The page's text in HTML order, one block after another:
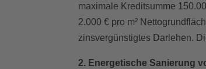
maximale Kreditsumme
2.000 € pro m²
zinsvergünstigtes Darlehen.
2. Energetische Sanierung